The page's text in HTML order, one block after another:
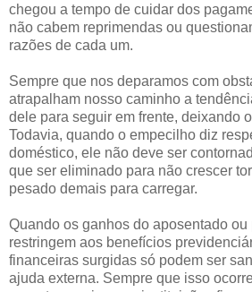
chegou a tempo de cuidar dos
não cabem reprimendas ou
razões de cada um.
Sempre que nos deparamos com
atrapalham nosso caminho a
dele para seguir em frente, deixando
Todavia, quando o empecilho diz
doméstico, ele não deve ser
que ser eliminado para não crescer
pesado demais para carregar.
Quando os ganhos do aposentado
restringem aos benefícios
financeiras surgidas só podem ser
ajuda externa. Sempre que isso